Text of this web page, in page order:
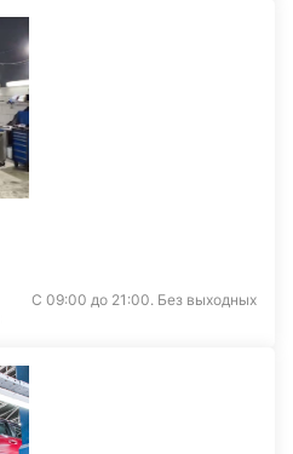
С 09:00 до 21:00. Без выходных